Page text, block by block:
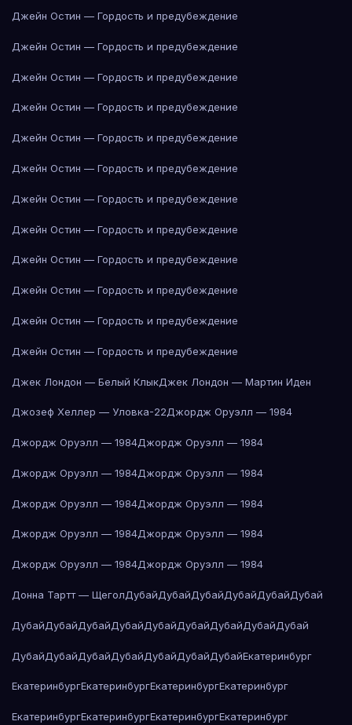
Джейн Остин — Гордость и предубеждение
Джейн Остин — Гордость и предубеждение
Джейн Остин — Гордость и предубеждение
Джейн Остин — Гордость и предубеждение
Джейн Остин — Гордость и предубеждение
Джейн Остин — Гордость и предубеждение
Джейн Остин — Гордость и предубеждение
Джейн Остин — Гордость и предубеждение
Джейн Остин — Гордость и предубеждение
Джейн Остин — Гордость и предубеждение
Джейн Остин — Гордость и предубеждение
Джейн Остин — Гордость и предубеждение
Джек Лондон — Белый КлыкДжек Лондон — Мартин Иден
Джозеф Хеллер — Уловка-22Джордж Оруэлл — 1984
Джордж Оруэлл — 1984Джордж Оруэлл — 1984
Джордж Оруэлл — 1984Джордж Оруэлл — 1984
Джордж Оруэлл — 1984Джордж Оруэлл — 1984
Джордж Оруэлл — 1984Джордж Оруэлл — 1984
Джордж Оруэлл — 1984Джордж Оруэлл — 1984
Донна Тартт — ЩеголДубайДубайДубайДубайДубайДубай
ДубайДубайДубайДубайДубайДубайДубайДубайДубай
ДубайДубайДубайДубайДубайДубайДубайЕкатеринбург
ЕкатеринбургЕкатеринбургЕкатеринбургЕкатеринбург
ЕкатеринбургЕкатеринбургЕкатеринбургЕкатеринбург